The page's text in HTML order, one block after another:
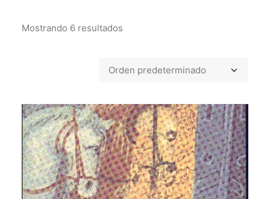
INICIO
CATEGORÍAS
AUTORES DESTACADOS
Mostrando 6 resultados